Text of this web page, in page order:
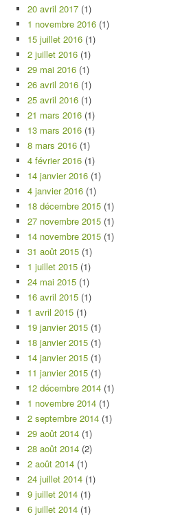
20 avril 2017 (1)
1 novembre 2016 (1)
15 juillet 2016 (1)
2 juillet 2016 (1)
29 mai 2016 (1)
26 avril 2016 (1)
25 avril 2016 (1)
21 mars 2016 (1)
13 mars 2016 (1)
8 mars 2016 (1)
4 février 2016 (1)
14 janvier 2016 (1)
4 janvier 2016 (1)
18 décembre 2015 (1)
27 novembre 2015 (1)
14 novembre 2015 (1)
31 août 2015 (1)
1 juillet 2015 (1)
24 mai 2015 (1)
16 avril 2015 (1)
1 avril 2015 (1)
19 janvier 2015 (1)
18 janvier 2015 (1)
14 janvier 2015 (1)
11 janvier 2015 (1)
12 décembre 2014 (1)
1 novembre 2014 (1)
2 septembre 2014 (1)
29 août 2014 (1)
28 août 2014 (2)
2 août 2014 (1)
24 juillet 2014 (1)
9 juillet 2014 (1)
6 juillet 2014 (1)